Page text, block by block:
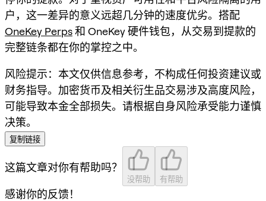
户，这一差异的意义远超几分钟的速度优劣。搭配
OneKey Perps和 OneKey 硬件钱包，从交易到提款的
完整链条都在你的掌控之中。
风险提示：本文仅供信息参考，不构成任何投资建议或
财务指导。加密货币及相关衍生品交易涉及高度风险，
可能导致本金全部损失。请根据自身风险承受能力谨慎
决策。
复制链接
这篇文章对你有帮助吗？
没帮助 有帮助
感谢你的反馈！